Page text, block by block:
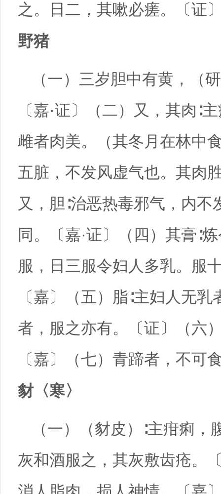
之。日二，其嗽必瘥。〔证
野猪
（一）三岁胆中有黄，（
〔嘉·证〕（二）又，其肉∶
雌者肉美。（其冬月在林中
五脏，不发风虚气也。其肉
又，胆∶治恶热毒邪气，内
同。〔嘉·证〕（四）其膏∶
服，日三服令妇人多乳。服
〔嘉〕（五）脂∶主妇人无
者，服之亦有。〔证〕（六
〔嘉〕（七）青蹄者，不可
豺〈寒〉
（一）（豺皮）∶主疳痢
灰和酒服之，其灰敷齿疮。